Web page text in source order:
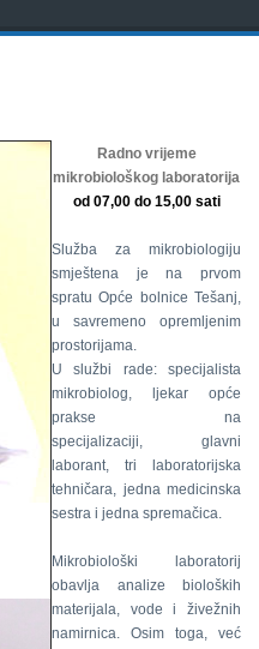
Radno vrijeme
mikrobiološkog laboratorija
od 07,00 do 15,00 sati
Služba za mikrobiologiju
smještena je na prvom
spratu Opće bolnice Tešanj,
u savremeno opremljenim
prostorijama.
U službi rade: specijalista
mikrobiolog, ljekar opće
prakse na
specijalizaciji, glavni
laborant, tri laboratorijska
tehničara, jedna medicinska
sestra i jedna spremačica.
Mikrobiološki laboratorij
obavlja analize bioloških
materijala, vode i živežnih
namirnica. Osim toga, već